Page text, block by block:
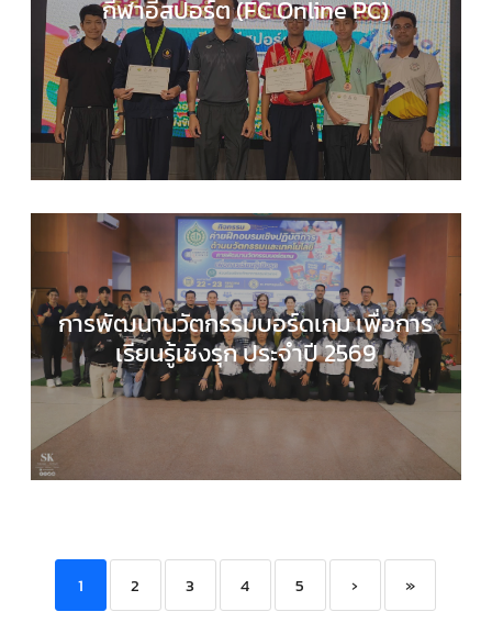
กีฬาอีสปอร์ต (FC Online PC)
COMPUTER SCIENCE
กลุ่มสาระการเรียนรู้วิทยาศ
ละเทคโนโลยี, กิจกรรมของเรา, กิจกรรมนักเรียน,
ประชาสัมพันธ์
การพัฒนานวัตกรรมบอร์ดเกม เพื่อการ
เรียนรู้เชิงรุก ประจำปี 2569
COMPUTER SCIENCE, กลุ่มสาระการเรียนรู้วิทยาศา
ละเทคโนโลยี
กิจกรรมนักเรียน
1 2 3 4 5 › »